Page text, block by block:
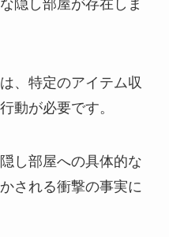
隠し部屋が存在しま
、特定のアイテム収
動が必要です。
し部屋への具体的な
される衝撃の事実に